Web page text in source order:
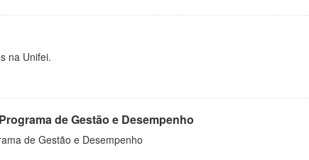
na Unifei.
de Gestão e Desempenho
de Gestão e Desempenho